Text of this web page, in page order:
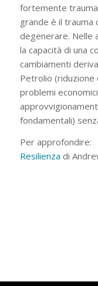
fortemente
grande è il trauma
degenerare. Nelle
la capacità di una
cambiamenti
Petrolio (riduzione
problemi
fondamentali)
Per approfondire:
Resilienza di